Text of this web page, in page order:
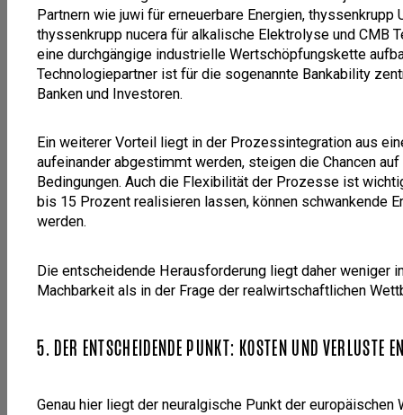
Partnern wie juwi für erneuerbare Energien,
thyssenkrupp nucera für alkalische Elektrolyse und CMB
eine durchgängige industrielle Wertschöpfungskette
Technologiepartner ist für die sogenannte Bankability
Banken und Investoren.
Ein weiterer Vorteil liegt in der Prozessintegration aus
aufeinander abgestimmt werden, steigen die Chancen
Bedingungen. Auch die Flexibilität der Prozesse ist
bis 15 Prozent realisieren lassen, können schwankende
werden.
Die entscheidende Herausforderung liegt daher weniger
Machbarkeit als in der Frage der realwirtschaftlichen
5. DER ENTSCHEIDENDE PUNKT: KOSTEN UND VERLUSTE
Genau hier liegt der neuralgische Punkt der